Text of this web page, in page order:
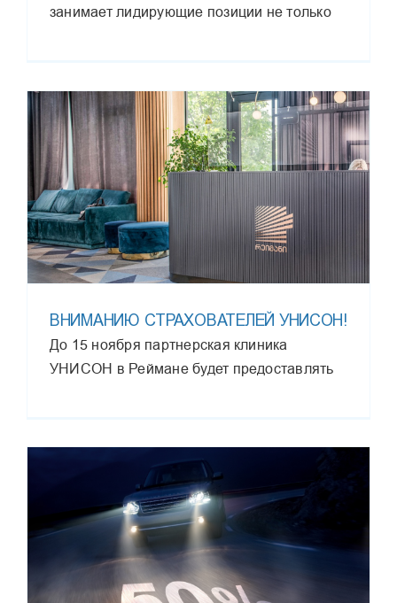
занимает лидирующие позиции не только
ВНИМАНИЮ СТРАХОВАТЕЛЕЙ УНИСОН!
До 15 ноября партнерская клиника
УНИСОН в Реймане будет предоставлять